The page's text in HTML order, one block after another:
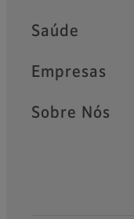
Saúde
Empresas
Sobre Nós
Official